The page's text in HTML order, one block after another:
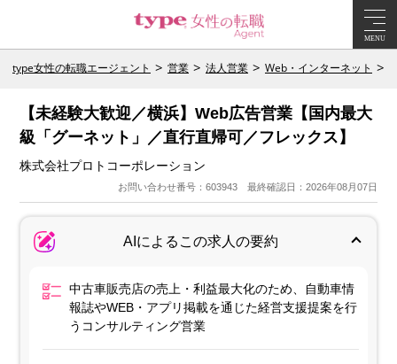
MENU
type女性の転職エージェント 営業 法人営業 Web・インターネット
【未経験大歓迎／横浜】Web広告営業【国内最大
級「グーネット」／直行直帰可／フレックス】
株式会社プロトコーポレーション
お問い合わせ番号：603943 最終確認日：2026年08月07日
AIによるこの求人の要約
中古車販売店の売上・利益最大化のため、自動車情
報誌やWEB・アプリ掲載を通じた経営支援提案を行
うコンサルティング営業